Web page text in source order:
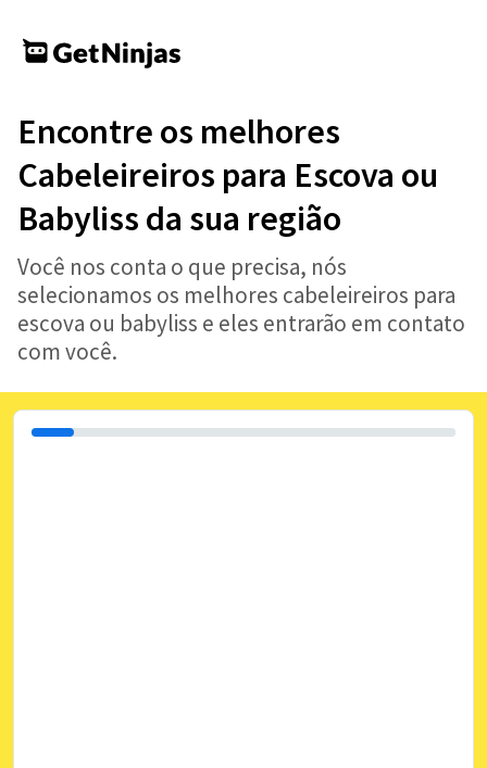
Encontre os melhores
Cabeleireiros para Escova ou
Babyliss da sua região
Você nos conta o que precisa, nós
selecionamos os melhores cabeleireiros para
escova ou babyliss e eles entrarão em contato
com você.